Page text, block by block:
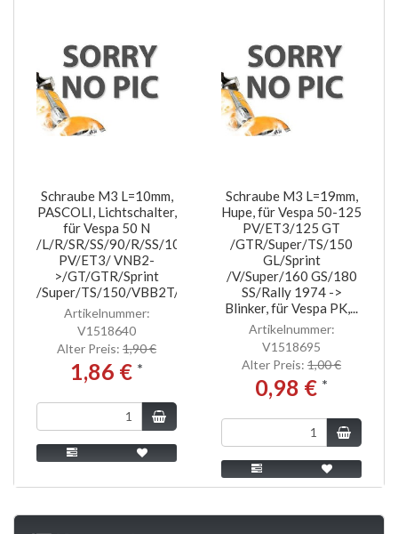
Schraube M3 L=10mm,
PASCOLI, Lichtschalter,
für Vespa 50 N
/L/R/SR/SS/90/R/SS/100/125
PV/ET3/ VNB2-
>/GT/GTR/Sprint
/Super/TS/150/VBB2T/Sprint/V...
Artikelnummer:
V1518640
Alter Preis: 1,90 €
1,86 € *
Schraube M3 L=19mm,
Hupe, für Vespa 50-125
PV/ET3/125 GT
/GTR/Super/TS/150
GL/Sprint
/V/Super/160 GS/180
SS/Rally 1974 ->
Blinker, für Vespa PK,...
Artikelnummer:
V1518695
Alter Preis: 1,00 €
0,98 € *